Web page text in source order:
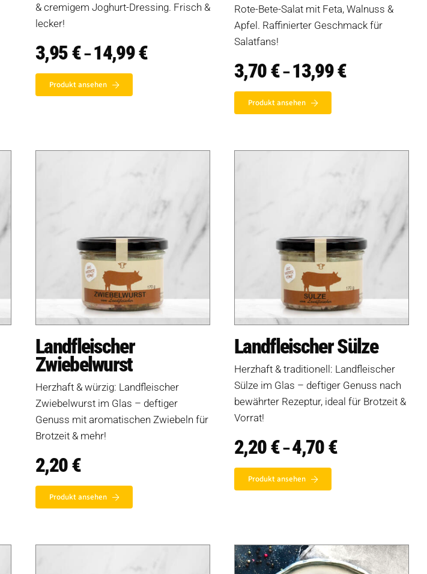
& cremigem Joghurt-Dressing. Frisch &
lecker!
3,95€ –14,99€Preisspanne:
3,95 €
Produkt ansehen
Rote-Bete-Salat mit Feta, Walnuss &
Apfel. Raffinierter Geschmack für
Salatfans!
3,70€ –13,99€Preisspanne:
3,70 €
Produkt ansehen
Landfleischer
Zwiebelwurst
Herzhaft & würzig: Landfleischer
Zwiebelwurst im Glas – deftiger
Genuss mit aromatischen Zwiebeln für
Brotzeit & mehr!
2,20€
Produkt ansehen
Landfleischer Sülze
Herzhaft & traditionell: Landfleischer
Sülze im Glas – deftiger Genuss nach
bewährter Rezeptur, ideal für Brotzeit &
Vorrat!
2,20€ –4,70€Preisspanne:
2,20 €
Produkt ansehen